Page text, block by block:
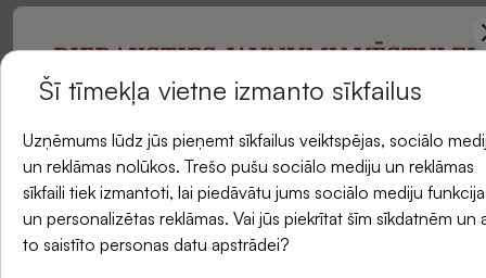
PIERAKSTIES JAUNUMU VĒSTULEI
pasūtījumam.
E-pasts
Šī tīmekļa vietne izmanto sīkfailus
Uzņēmums lūdz jūs pieņemt sīkfailus veiktspējas, sociālo
un reklāmas nolūkos. Trešo pušu sociālo mediju un reklāmas
sīkfaili tiek izmantoti, lai piedāvātu jums sociālo mediju
un personalizētas reklāmas. Vai jūs piekrītat šīm sīkdatnēm un
to saistīto personas datu apstrādei?